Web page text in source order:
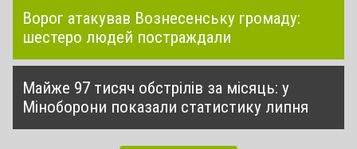
Ворог атакував Вознесенську громаду:
шестеро людей постраждали
Майже 97 тисяч обстрілів за місяць: у
Міноборони показали статистику липня